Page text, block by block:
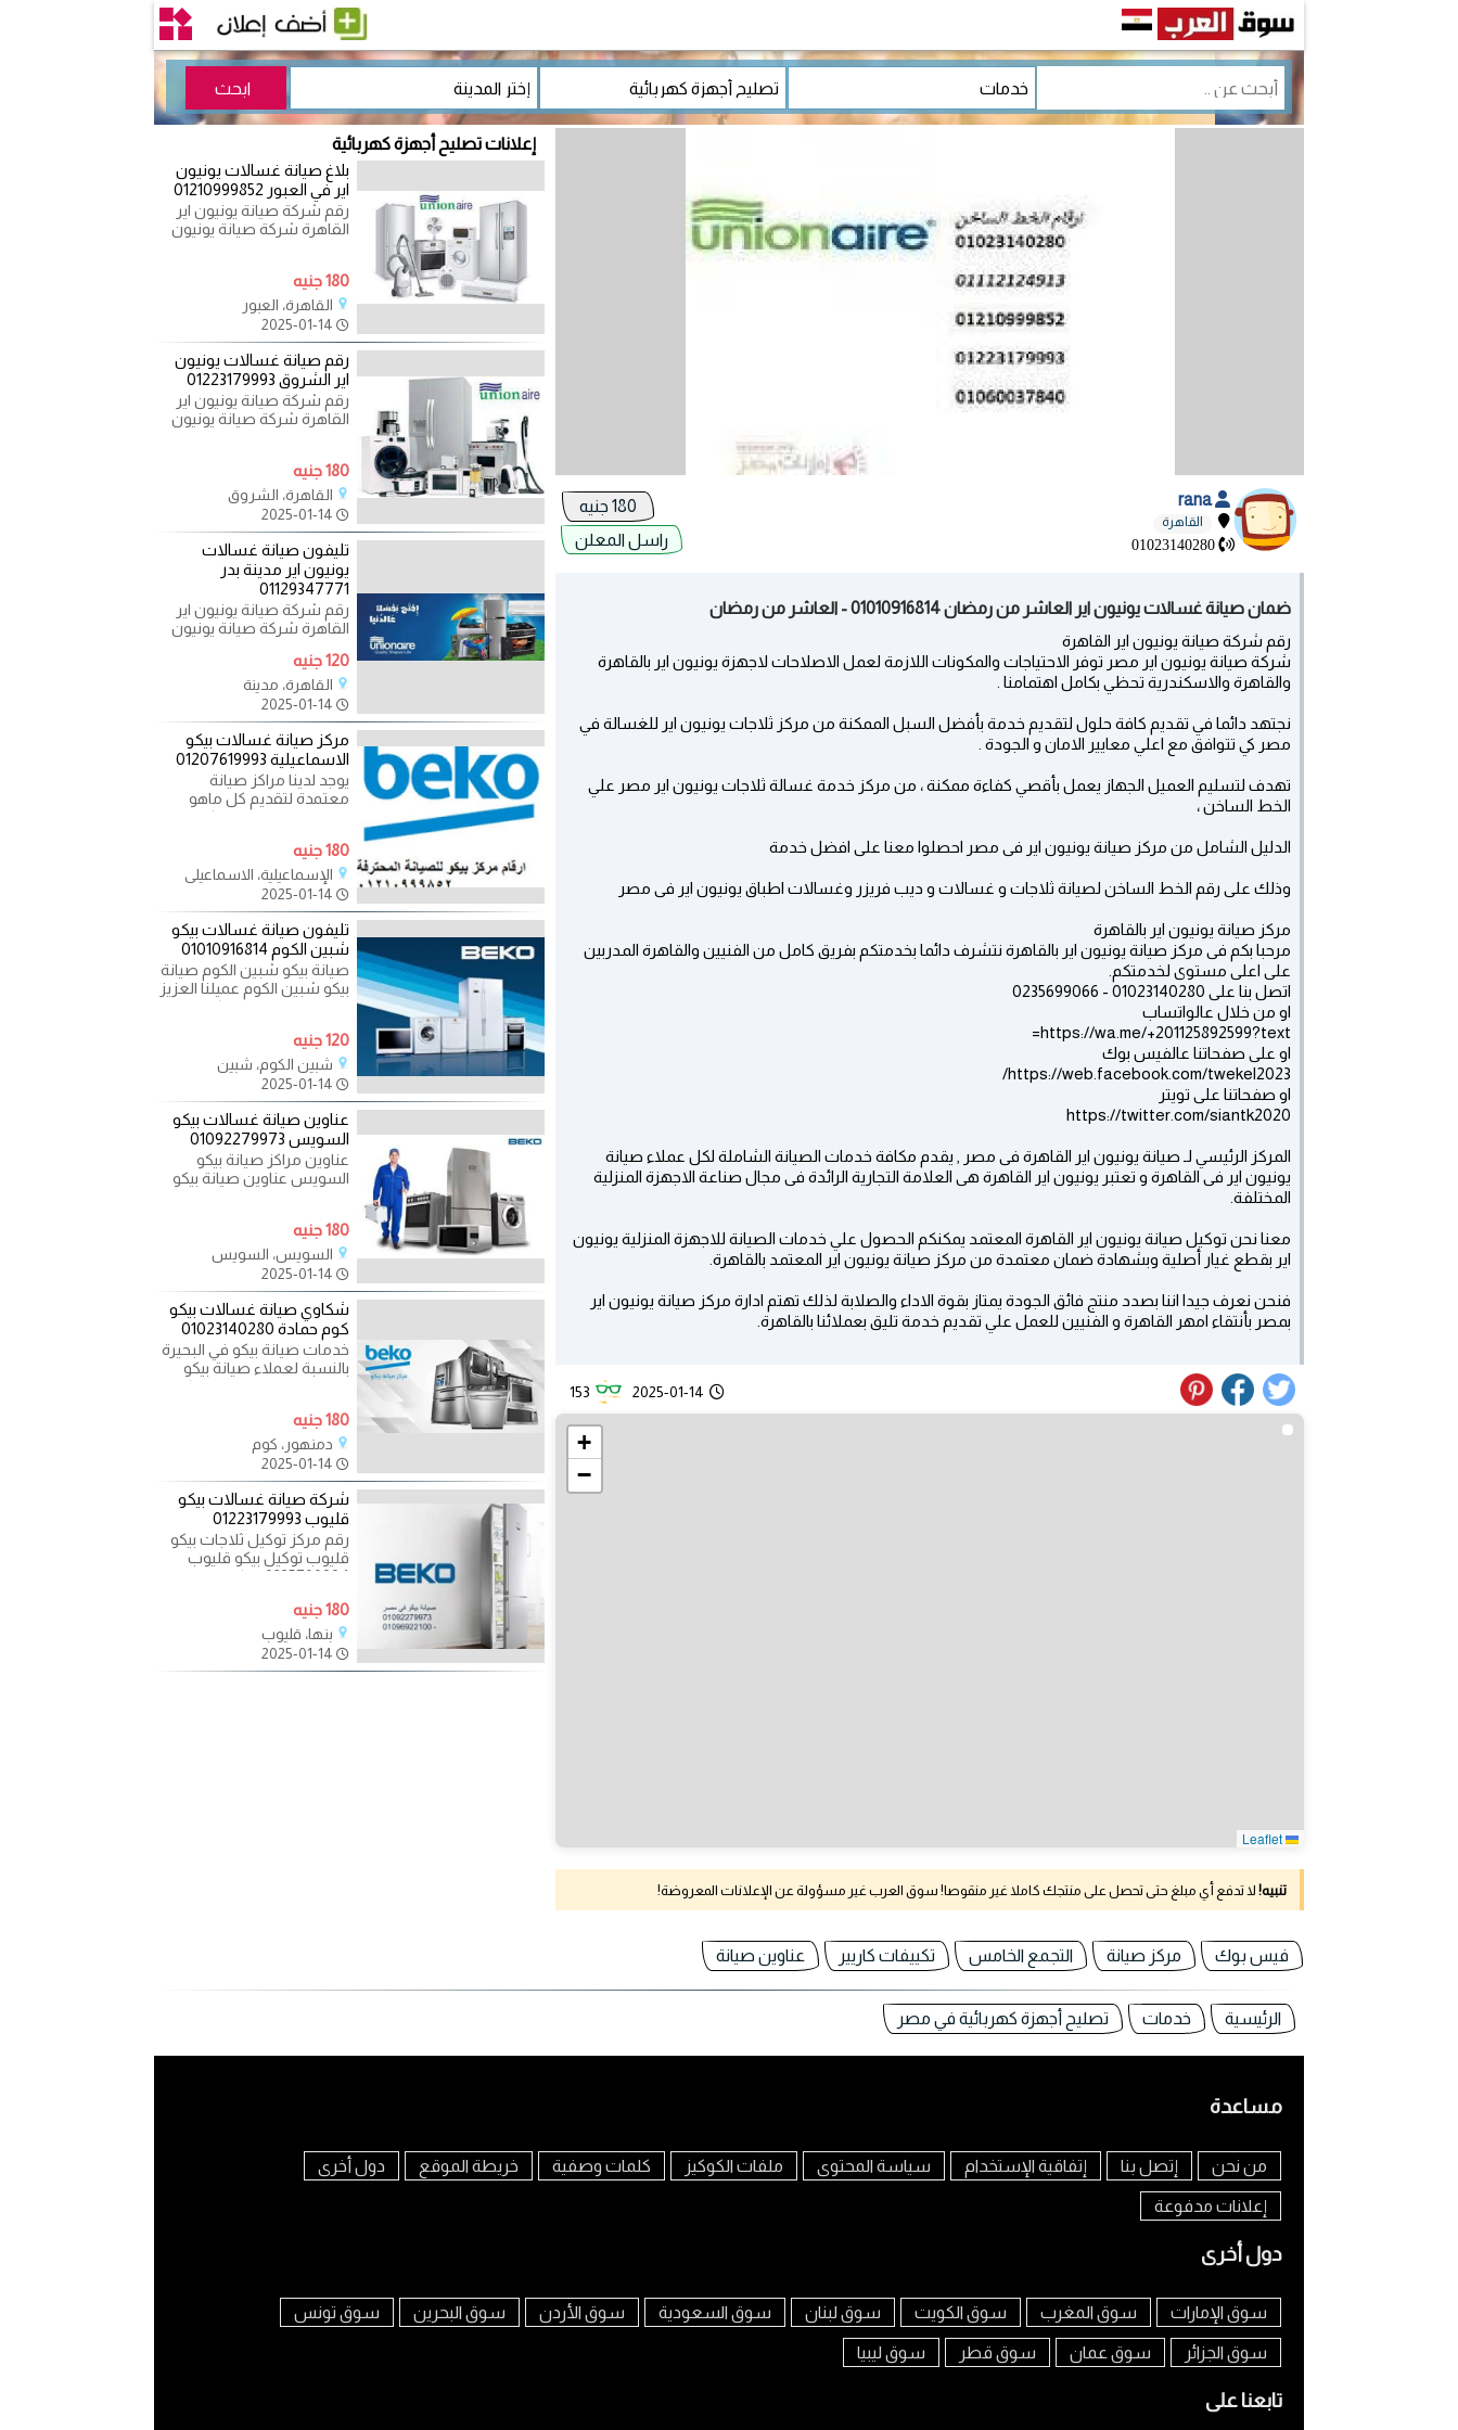
rana
القاهرة
01023140280
راسل المعلن
ضمان صيانة غسالات يونيون اير العاشر من رمضان 01010916814 - العاشر من رمضان
رقم شركة صيانة يونيون اير القاهرة
شركة صيانة يونيون اير مصر توفر الاحتياجات والمكونات اللازمة لعمل الاصلاحات لاجهزة يونيون اير بالقاهرة
والقاهرة والاسكندرية تحظي بكامل اهتمامنا .
نجتهد دائما في تقديم كافة حلول لتقديم خدمة بأفضل السبل الممكنة من مركز ثلاجات يونيون اير للغسالة في
مصر كي تتوافق مع اعلي معايير الامان و الجودة .
تهدف لتسليم العميل الجهاز يعمل بأقصي كفاءة ممكنة ، من مركز خدمة غسالة ثلاجات يونيون اير مصر علي
الخط الساخن ،
الدليل الشامل من مركز صيانة يونيون اير فى مصر احصلوا معنا على افضل خدمة
وذلك على رقم الخط الساخن لصيانة ثلاجات و غسالات و ديب فريزر وغسالات اطباق يونيون اير فى مصر
مركز صيانة يونيون اير بالقاهرة
مرحبا بكم فى مركز صيانة يونيون اير بالقاهرة نتشرف دائما بخدمتكم بفريق كامل من الفنيين والقاهرة المدربين
على اعلى مستوى لخدمتكم.
اتصل بنا على 01023140280 - 0235699066
او من خلال عالواتساب
https://wa.me/+201125892599?text=
او على صفحاتنا عالفيس بوك
https://web.facebook.com/twekel2023/
او صفحاتنا على تويتر
https://twitter.com/siantk2020
المركز الرئيسي لـ صيانة يونيون اير القاهرة فى مصر , يقدم مكافة خدمات الصيانة الشاملة لكل عملاء صيانة
يونيون اير فى القاهرة و تعتبر يونيون اير القاهرة هى العلامة التجارية الرائدة فى مجال صناعة الاجهزة المنزلية
المختلفة.
معنا نحن توكيل صيانة يونيون اير القاهرة المعتمد يمكنكم الحصول علي خدمات الصيانة للاجهزة المنزلية يونيون
اير بقطع غيار أصلية وبشهادة ضمان معتمدة من مركز صيانة يونيون اير المعتمد بالقاهرة.
فنحن نعرف جيدا اننا بصدد منتج فائق الجودة يمتاز بقوة الاداء والصلابة لذلك تهتم ادارة مركز صيانة يونيون اير
بمصر بأنتقاء امهر القاهرة و الفنيين للعمل علي تقديم خدمة تليق بعملائنا بالقاهرة.
2025-01-14
153
+
−
تنبيه! لا تدفع أي مبلغ حتى تحصل على منتجك كاملا غير منقوصا! سوق العرب غير مسؤولة عن الإعلانات المعروضة!
فيس بوك مركز صيانة التجمع الخامس تكييفات كاريير عناوين صيانة
إعلانات تصليح أجهزة كهربائية
بلاغ صيانة غسالات يونيون
اير في العبور 01210999852
رقم شركة صيانة يونيون اير
القاهرة شركة صيانة يونيون
180 جنيه
القاهرة، العبور
2025-01-14
رقم صيانة غسالات يونيون
اير الشروق 01223179993
رقم شركة صيانة يونيون اير
القاهرة شركة صيانة يونيون
180 جنيه
القاهرة، الشروق
2025-01-14
تليفون صيانة غسالات
يونيون اير مدينة بدر
01129347771
رقم شركة صيانة يونيون اير
القاهرة شركة صيانة يونيون
والمكونات اللازمة
120 جنيه
القاهرة، مدينة
2025-01-14
مركز صيانة غسالات بيكو
الاسماعيلية 01207619993
يوجد لدينا مراكز صيانة
معتمدة لتقديم كل ماهو
افضل من خدمات متكاملة
حديثة
180 جنيه
الإسماعيلية، الاسماعيلي
2025-01-14
تليفون صيانة غسالات بيكو
شبين الكوم 01010916814
صيانة بيكو شبين الكوم صيانة
بيكو شبين الكوم عميلنا العزيز
تواصل فقط مع مراكز صيانة
120 جنيه
شبين الكوم، شبين
2025-01-14
عناوين صيانة غسالات بيكو
السويس 01092279973
عناوين مراكز صيانة بيكو
السويس عناوين صيانة بيكو
180 جنيه
السويس، السويس
2025-01-14
شكاوي صيانة غسالات بيكو
كوم حمادة 01023140280
خدمات صيانة بيكو في البحيرة
بالنسبة لعملاء صيانة بيكو
مصر في مصر، يقدم المركز
180 جنيه
دمنهور، كوم
2025-01-14
شركة صيانة غسالات بيكو
قليوب 01223179993
رقم مركز توكيل ثلاجات بيكو
قليوب توكيل بيكو قليوب
0235700994 مركز خدمة
180 جنيه
بنها، قليوب
2025-01-14
الرئيسية خدمات تصليح أجهزة كهربائية في مصر
مساعدة
من نحن إتصل بنا إتفاقية الإستخدام سياسة المحتوى ملفات الكوكيز كلمات وصفية خريطة الموقع دول أخرى
إعلانات مدفوعة
دول أخرى
سوق الإمارات سوق المغرب سوق الكويت سوق لبنان سوق السعودية سوق الأردن سوق البحرين سوق تونس
سوق الجزائر سوق عمان سوق قطر سوق ليبيا
تابعنا على